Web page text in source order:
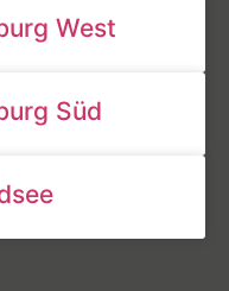
West
Süd